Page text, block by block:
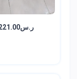
ر.س221.00